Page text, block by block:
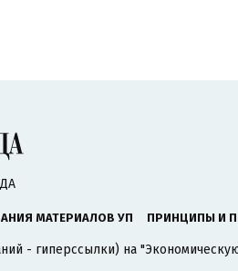
МАТЕРИАЛОВ УП ПРИНЦИПЫ И
- гиперссылки) на